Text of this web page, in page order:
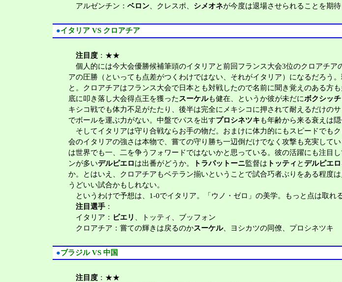
アルゼンチン：ベロン、クレスポ、 シメオネが今度は退場させられることを期待
●イタリア VS クロアチア
注目度 ：★★
個人的には今大会優勝候補筆頭のイタリアと前回フランス大会3位のクロアチ
アの圧勝（といっても点差がつくわけではない、それがイタリア）になるだろう
と。クロアチアはフランス大会で日本とも対戦したので名前に聞き覚えのある方
底に叩き落し大会得点王を獲った スーケルも健在、というか彼が未だにボクシッチ
キシコ戦でも体力不足がたたり、後半は完全にメキシコに押されて耐えるだけの
でボールを運ぶ力がない。中盤でパスを出すプロシネツキも年齢から来る衰えは隠
そしてイタリアは守り合戦ならお手の物だ。おまけに体力的にもスピードでも
会のイタリアの強さは本物で、嘗ての守り勝ち一辺倒だけでなく攻撃も充実して
は世界でも一、二を争うフォワードではないかと思っている。彼の活躍にも注目
ンが多いデルピエロは出番がどうか。 トラパットーニ監督は トッティ とデルピエロ
か。とはいえ、クロアチアもベテラン揃いということで試合巧者ぶりをある程度
うどいい試合かもしれない。
というわけで予想は、1-0でイタリア。「ウノ・ゼロ」の美学。もっと点は取れ
注目選手 ：
イタリア： ビエリ
、トッティ、ブッフォン
クロアチア：嘗ての輝きは戻るのかスーケル、ヨシカツの同僚、プロシネツキ
●ブラジル VS 中国
注目度 ：★★